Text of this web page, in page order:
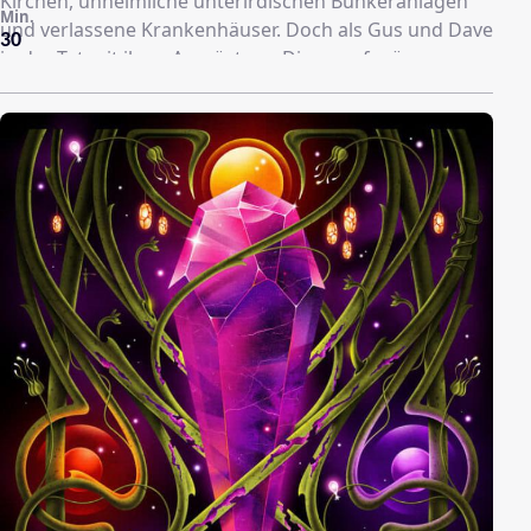
und verlassene Krankenhäuser. Doch als Gus und Dave
in der Tat mit ihrer Ausrüstung Dinge aufspüren –
sogar immer häufiger aufspüren -, werden sie
unweigerlich in eine gewaltige Verschwörung
gezogen, die ihr Leben und die Zukunft der
Menschheit bedroht.
30
Min.